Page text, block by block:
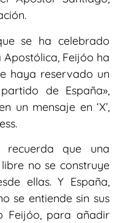
se ha celebrado
Feijóo ha
haya reservado un
de España»,
un mensaje en ‘X’,
que una
no se construye
ellas. Y España,
se entiende sin sus
Feijóo, para añadir